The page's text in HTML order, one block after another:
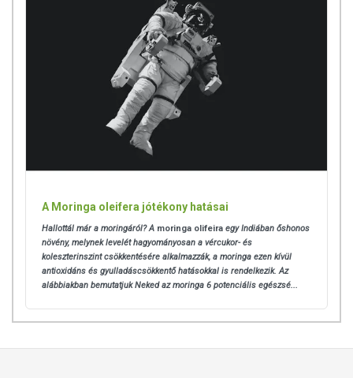
A Moringa oleifera jótékony hatásai
Hallottál már a moringáról? A moringa olifeira egy Indiában őshonos
növény, melynek levelét hagyományosan a vércukor- és
koleszterinszint csökkentésére alkalmazzák, a moringa ezen kívül
antioxidáns és gyulladáscsökkentő hatásokkal is rendelkezik. Az
alábbiakban bemutatjuk Neked az moringa 6 potenciális egészsé...